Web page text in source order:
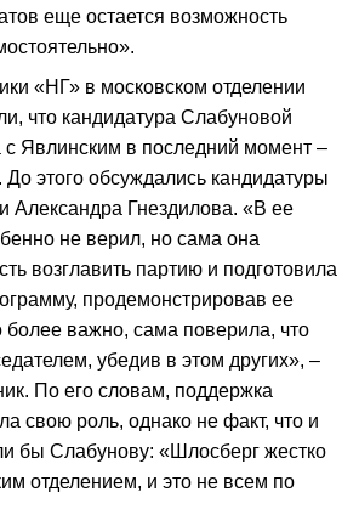
еще остается возможность
«НГ» в московском отделении
что кандидатура Слабуновой
с Явлинским в последний момент –
До этого обсуждались кандидатуры
Александра Гнездилова. «В ее
не верил, но сама она
возглавить партию и подготовила
продемонстрировав ее
более важно, сама поверила, что
убедив в этом других», –
По его словам, поддержка
свою роль, однако не факт, что и
бы Слабунову: «Шлосберг жестко
отделением, и это не всем по